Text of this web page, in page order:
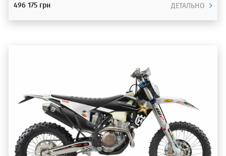
496 175 грн ДЕТАЛЬНО